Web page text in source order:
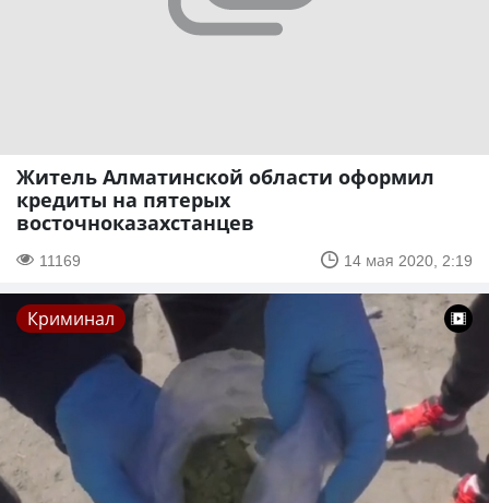
Житель Алматинской области оформил
кредиты на пятерых
восточноказахстанцев
11169 14 мая 2020, 2:19
Криминал